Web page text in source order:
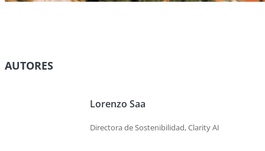
AUTORES
Lorenzo Saa
Directora de Sostenibilidad, Clarity AI